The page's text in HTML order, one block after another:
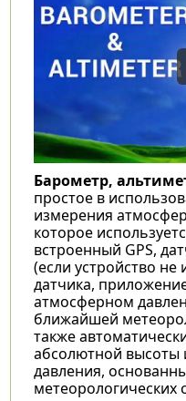
Барометр,
простое в
измерения
которое
встроенный GPS,
(если устройство
датчика,
атмосферном
ближайшей
также
абсолютной высоты
давления,
метеорологических